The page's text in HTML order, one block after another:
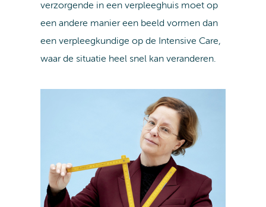
verzorgende in een verpleeghuis moet op
een andere manier een beeld vormen dan
een verpleegkundige op de Intensive Care,
waar de situatie heel snel kan veranderen.